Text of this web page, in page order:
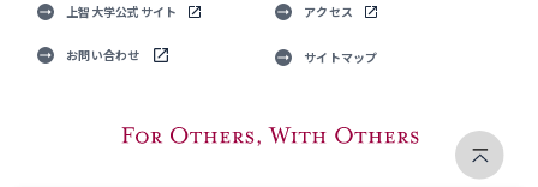
上智大学公式サイト アクセス
お問い合わせ サイトマップ